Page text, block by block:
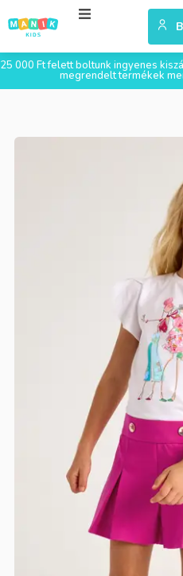
25 000 Ft felett boltunk ingyenes
megrendelt termékek